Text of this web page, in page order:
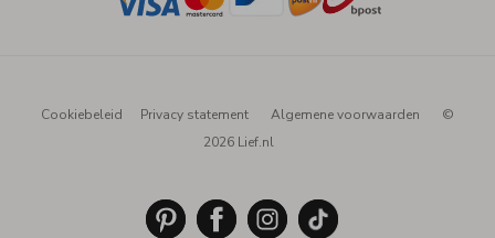
Cookiebeleid Privacy statement Algemene voorwaarden
©
2026 Lief.nl